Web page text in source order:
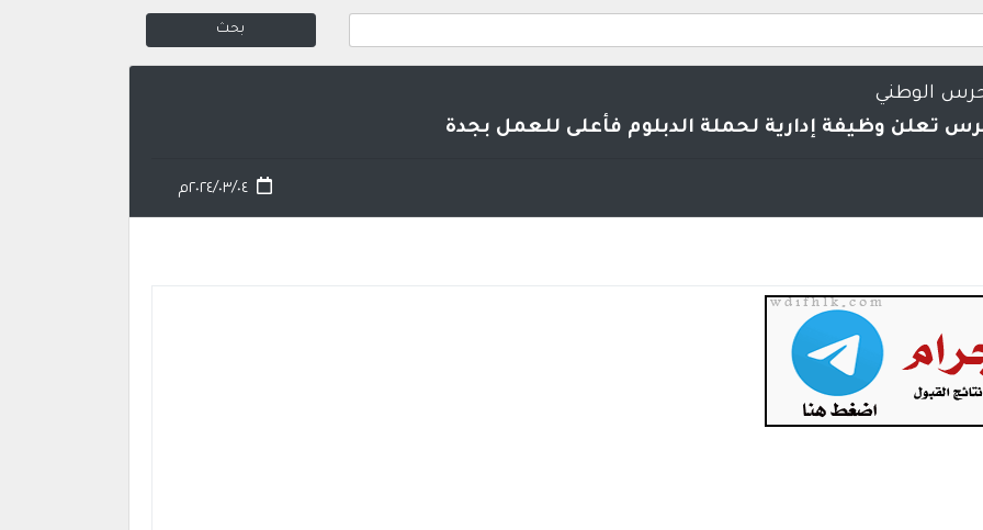
الوطني
تعلن وظيفة إدارية لحملة الدبلوم فأعلى للعمل بجدة
٢٠٢٤/٠٣/٠٤م